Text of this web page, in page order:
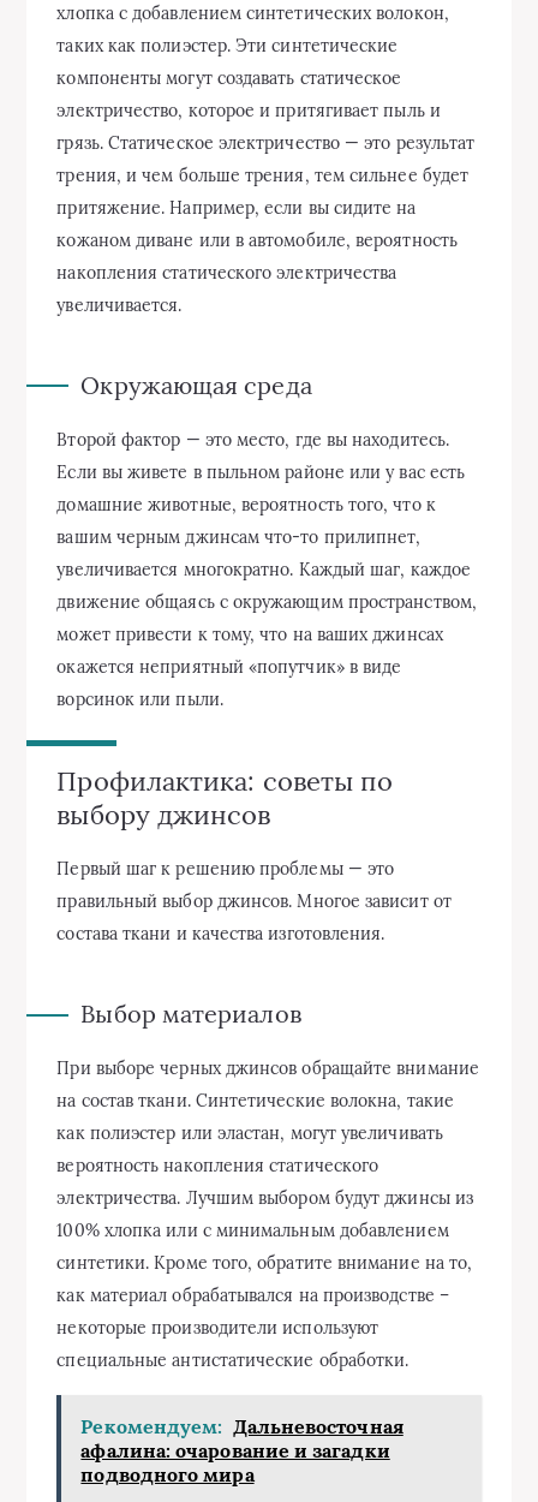
хлопка с добавлением синтетических волокон,
таких как полиэстер. Эти синтетические
компоненты могут создавать статическое
электричество, которое и притягивает пыль и
грязь. Статическое электричество — это результат
трения, и чем больше трения, тем сильнее будет
притяжение. Например, если вы сидите на
кожаном диване или в автомобиле, вероятность
накопления статического электричества
увеличивается.
Окружающая среда
Второй фактор — это место, где вы находитесь.
Если вы живете в пыльном районе или у вас есть
домашние животные, вероятность того, что к
вашим черным джинсам что-то прилипнет,
увеличивается многократно. Каждый шаг, каждое
движение общаясь с окружающим пространством,
может привести к тому, что на ваших джинсах
окажется неприятный «попутчик» в виде
ворсинок или пыли.
Профилактика: советы по
выбору джинсов
Первый шаг к решению проблемы — это
правильный выбор джинсов. Многое зависит от
состава ткани и качества изготовления.
Выбор материалов
При выборе черных джинсов обращайте внимание
на состав ткани. Синтетические волокна, такие
как полиэстер или эластан, могут увеличивать
вероятность накопления статического
электричества. Лучшим выбором будут джинсы из
100% хлопка или с минимальным добавлением
синтетики. Кроме того, обратите внимание на то,
как материал обрабатывался на производстве –
некоторые производители используют
специальные антистатические обработки.
Рекомендуем: Дальневосточная
афалина: очарование и загадки
подводного мира